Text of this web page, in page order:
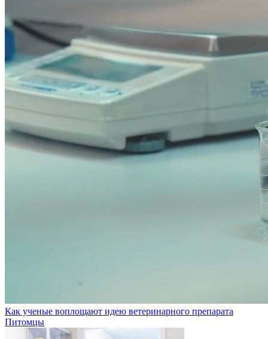
Как ученые воплощают идею ветеринарного препарата
Питомцы